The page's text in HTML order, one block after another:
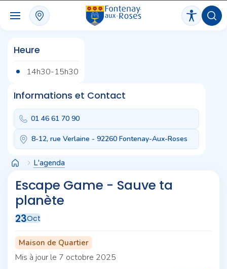
Heure
14h30-15h30
Informations et Contact
01 46 61 70 90
8-12, rue Verlaine - 92260 Fontenay-Aux-Roses
L'agenda
Escape Game - Sauve ta
planète
23Oct
Maison de Quartier
Mis à jour le 7 octobre 2025
Panneau de gestion des cookies